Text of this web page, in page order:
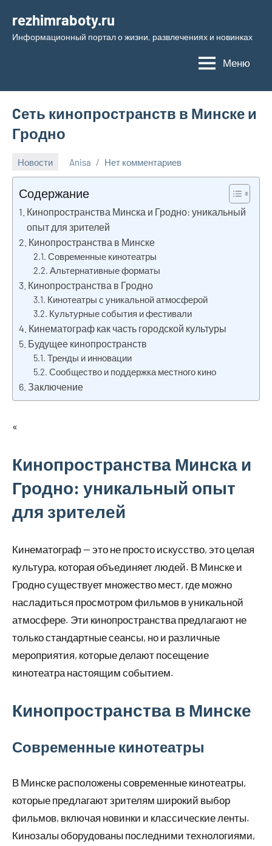
содержимому
rezhimraboty.ru
Информационный портал о жизни, развлечениях и новинках
Меню
Cеть кинопространств в Минске и
Гродно
Новости
2025
Anisa Нет комментариев
Содержание
Кинопространства Минска и Гродно: уникальный
опыт для зрителей
Кинопространства в Минске
Современные кинотеатры
Альтернативные форматы
Кинопространства в Гродно
Кинотеатры с уникальной атмосферой
Культурные события и фестивали
Кинематограф как часть городской культуры
Будущее кинопространств
Тренды и инновации
Сообщество и поддержка местного кино
Заключение
«
Кинопространства Минска и
Гродно: уникальный опыт
для зрителей
Кинематограф — это не просто искусство, это целая
культура, которая объединяет людей. В Минске и
Гродно существует множество мест, где можно
насладиться просмотром фильмов в уникальной
атмосфере. Эти кинопространства предлагают не
только стандартные сеансы, но и различные
мероприятия, которые делают посещение
кинотеатра настоящим событием.
Кинопространства в Минске
Современные кинотеатры
В Минске расположены современные кинотеатры,
которые предлагают зрителям широкий выбор
фильмов, включая новинки и классические ленты.
Кинозалы оборудованы последними технологиями,